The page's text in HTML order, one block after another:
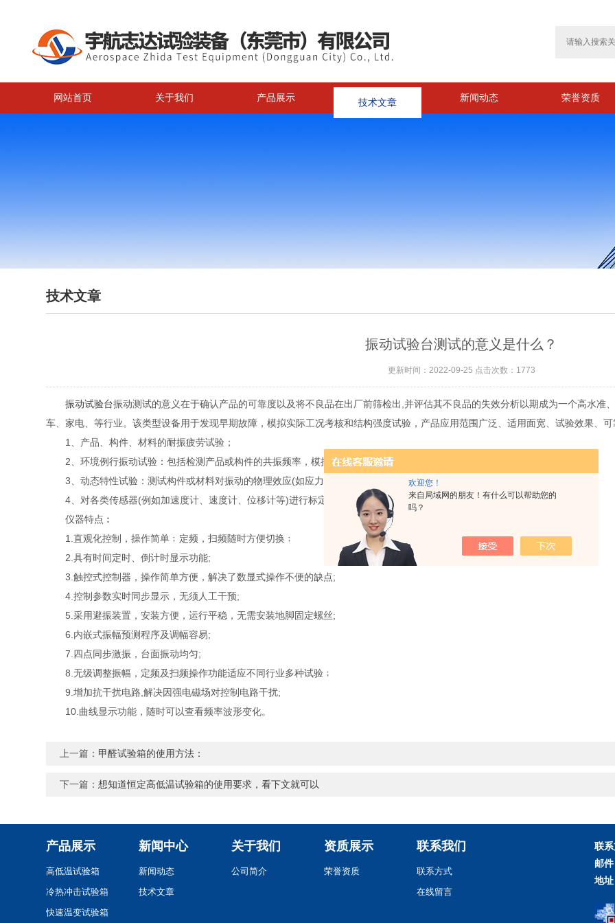
欢迎您！
来自局域网的朋友！有什么可以帮助您的
吗？
网站首页 关于我们 产品展示 技术文章 新闻动态 荣誉资质
技术文章
振动试验台测试的意义是什么？
更新时间：2022-09-25 点击次数：1773
振动试验台振动测试的意义在于确认产品的可靠度以及将不良品在出厂前筛检出,并评估其不良品的失效分析以期成为一个高水准
车、家电、等行业。该类型设备用于发现早期故障，模拟实际工况考核和结构强度试验，产品应用范围广泛、适用面宽、试验效果、
1、产品、构件、材料的耐振疲劳试验；
2、环境例行振动试验：包括检测产品或构件的共振频率，模拟产品或构件在实际使用中遭受的振动，以便提高其可靠性。
3、动态特性试验：测试构件或材料对振动的物理效应(如应力变化等)为设计提供可靠数据。
4、对各类传感器(例如加速度计、速度计、位移计等)进行标定等。
仪器特点︰
1.直观化控制，操作简单﹔定频，扫频随时方便切换﹔
2.具有时间定时、倒计时显示功能;
3.触控式控制器，操作简单方便，解决了数显式操作不便的缺点;
4.控制参数实时同步显示，无须人工干预;
5.采用避振装置，安装方便，运行平稳，无需安装地脚固定螺丝;
6.内嵌式振幅预测程序及调幅容易;
7.四点同步激振，台面振动均匀;
8.无级调整振幅，定频及扫频操作功能适应不同行业多种试验﹔
9.增加抗干扰电路,解决因强电磁场对控制电路干扰;
10.曲线显示功能，随时可以查看频率波形变化。
上一篇： 甲醛试验箱的使用方法：
下一篇：想知道恒定高低温试验箱的使用要求，看下文就可以
产品展示
高低温试验箱
冷热冲击试验箱
快速温变试验箱
新闻中心
新闻动态
技术文章
关于我们
公司简介
资质展示
荣誉资质
联系我们
联系方式
在线留言
联
邮
地